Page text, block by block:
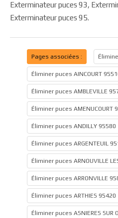
Exterminateur puces 93,
Exterminateur puces 95.
Pages associées :
Éliminer puces AINCOURT
Éliminer puces AMBLEVILLE
Éliminer puces AMENUCOURT
Éliminer puces ANDILLY 95580
Éliminer puces ARGENTEUIL
Éliminer puces ARNOUVILLE
Éliminer puces ARRONVILLE
Éliminer puces ARTHIES 95420
Éliminer puces ASNIERES SUR